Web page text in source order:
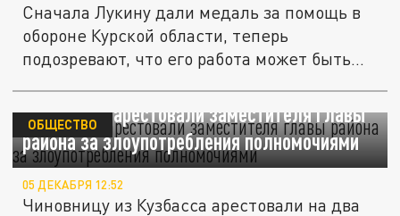
Сначала Лукину дали медаль за помощь в
обороне Курской области, теперь
подозревают, что его работа может быть...
В Кузбассе арестовали заместителя главы
района за злоупотребления полномочиями
ОБЩЕСТВО
05 ДЕКАБРЯ 12:52
Чиновницу из Кузбасса арестовали на два